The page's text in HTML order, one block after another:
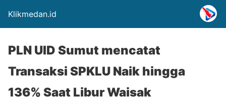
Klikmedan.id
PLN UID Sumut mencatat
Transaksi SPKLU Naik hingga
136% Saat Libur Waisak